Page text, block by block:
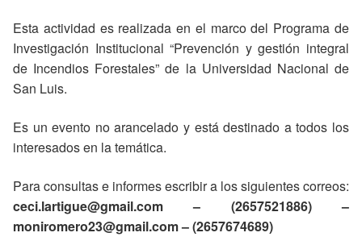
Esta actividad es realizada en el marco del Programa de
Investigación Institucional “Prevención y gestión integral
de Incendios Forestales” de la Universidad Nacional de
San Luis.
Es un evento no arancelado y está destinado a todos los
interesados en la temática.
Para consultas e informes escribir a los siguientes correos:
ceci.lartigue@gmail.com – (2657521886) –
moniromero23@gmail.com – (2657674689)